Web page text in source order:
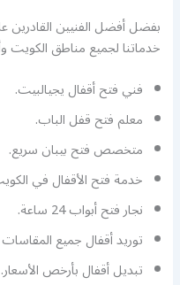
بفضل أفضل الفنيين القادرين
خدماتنا لجميع مناطق الكويت
فني فتح أقفال يجيالبيت.
معلم فتح قفل الباب.
متخصص فتح بيبان سريع.
خدمة فتح الأقفال في
نجار فتح أبواب 24 ساعة.
توريد أقفال جميع المقاسات
تبديل أقفال بأرخص الأسعار.